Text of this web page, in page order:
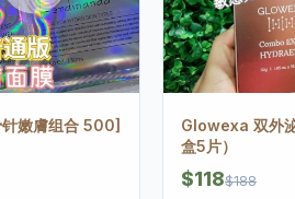
嫩膚组合 500]
Glowexa 双外
盒5片）
$118$188